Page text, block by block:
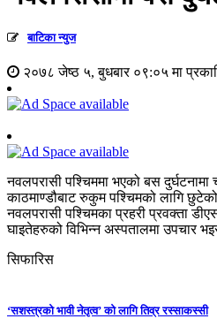
बाटिका न्युज
२०७८ जेष्ठ ५, बुधबार ०९:०५ मा
नवलपरासी पश्चिममा भएको बस
काठमाण्डौबाट रुकुम पश्चिमको लागि
नवलपरासी पश्चिमका प्रहरी प्रवक्ता
घाइतेहरुको विभिन्न अस्पतालमा उपचार
सिफारिस
‘सशस्त्रको भावी नेतृत्व’ को लागि तिव्र रस्साकस्सी